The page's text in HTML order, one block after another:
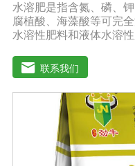
水溶肥是指含氮、磷、
腐植酸、海藻酸等可完
水溶性肥料和液体水溶
含氨基酸水溶性肥料、
肥料等。水溶肥与传统
肥料具有明显的优势。
肥料，能完全溶于水，
水溶肥作为一种快速肥
同作物的肥料特点，相
菜、果树、花卉、食品
料。使用技巧：1．避免
联系我们